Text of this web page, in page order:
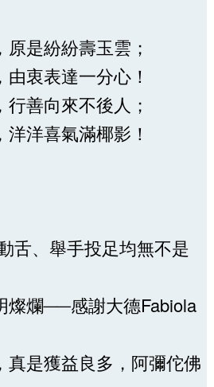
是紛紛壽玉雲；
衷表達一分心！
善向來不後人；
洋喜氣滿椰影！
舌、舉手投足均無不是
燦爛──感謝大德Fabiola
真是獲益良多，阿彌佗佛